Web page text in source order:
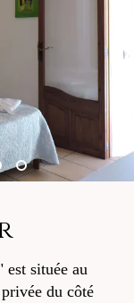
située au
du côté